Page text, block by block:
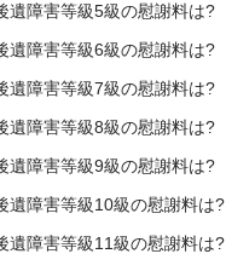
遺障害等級5級の慰謝料は?
遺障害等級6級の慰謝料は?
遺障害等級7級の慰謝料は?
遺障害等級8級の慰謝料は?
遺障害等級9級の慰謝料は?
遺障害等級10級の慰謝料は?
遺障害等級11級の慰謝料は?